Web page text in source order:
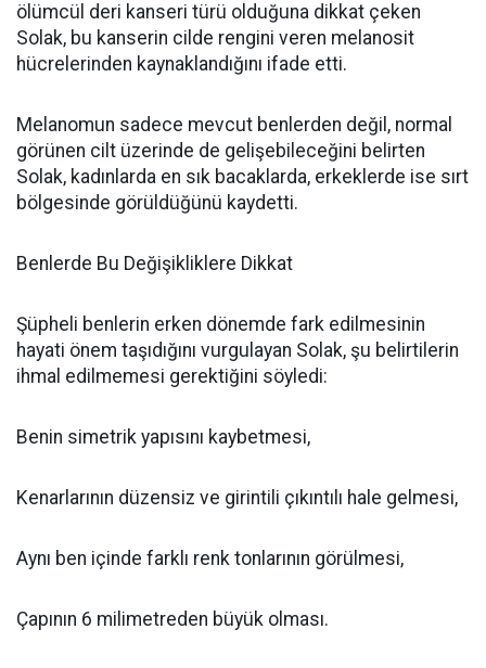
ölümcül deri kanseri türü olduğuna dikkat çeken
Solak, bu kanserin cilde rengini veren melanosit
hücrelerinden kaynaklandığını ifade etti.
Melanomun sadece mevcut benlerden değil, normal
görünen cilt üzerinde de gelişebileceğini belirten
Solak, kadınlarda en sık bacaklarda, erkeklerde ise sırt
bölgesinde görüldüğünü kaydetti.
Benlerde Bu Değişikliklere Dikkat
Şüpheli benlerin erken dönemde fark edilmesinin
hayati önem taşıdığını vurgulayan Solak, şu belirtilerin
ihmal edilmemesi gerektiğini söyledi:
Benin simetrik yapısını kaybetmesi,
Kenarlarının düzensiz ve girintili çıkıntılı hale gelmesi,
Aynı ben içinde farklı renk tonlarının görülmesi,
Çapının 6 milimetreden büyük olması.